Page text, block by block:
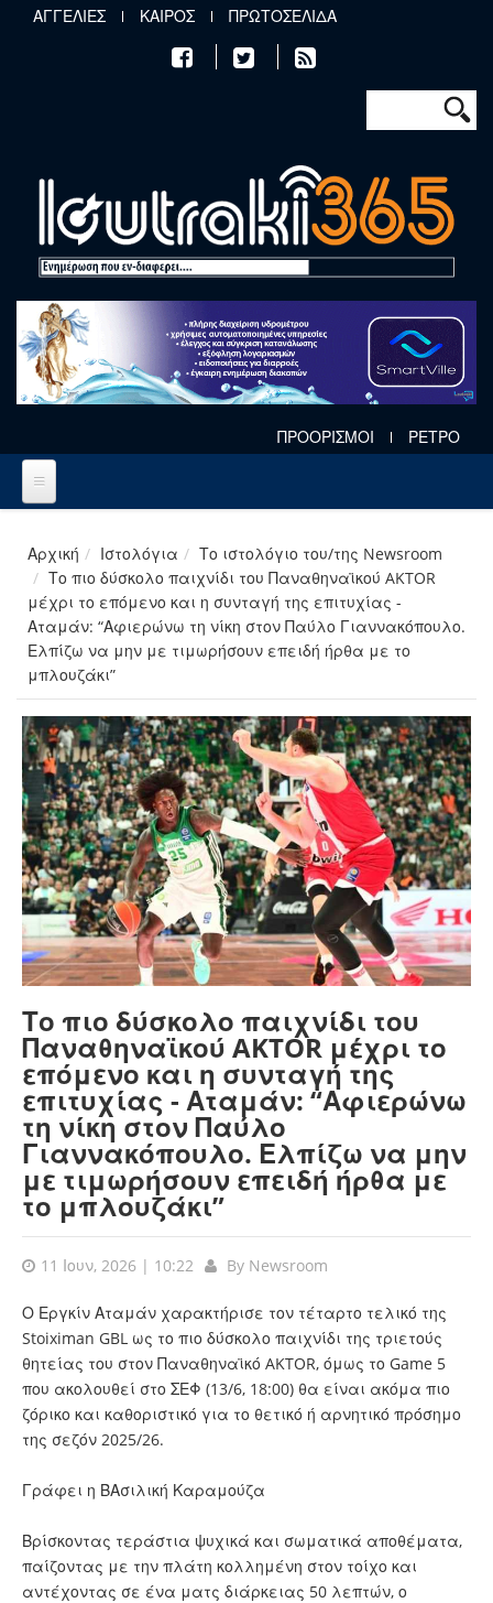
Παράκαμψη προς το κυρίως περιεχόμενο
ΑΓΓΕΛΙΕΣ ΚΑΙΡΟΣ ΠΡΩΤΟΣΕΛΙΔΑ
Φόρμα
Αναζήτηση
ΠΡΟΟΡΙΣΜΟΙ ΡΕΤΡΟ
Αρχική Ιστολόγια
Το ιστολόγιο του/της Newsroom
Το πιο δύσκολο παιχνίδι του Παναθηναϊκού AKTOR
μέχρι το επόμενο και η συνταγή της επιτυχίας -
Αταμάν: “Αφιερώνω τη νίκη στον Παύλο Γιαννακόπουλο.
Ελπίζω να μην με τιμωρήσουν επειδή ήρθα με το
μπλουζάκι”
Το πιο δύσκολο παιχνίδι του
Παναθηναϊκού AKTOR μέχρι το
επόμενο και η συνταγή της
επιτυχίας - Αταμάν: “Αφιερώνω
τη νίκη στον Παύλο
Γιαννακόπουλο. Ελπίζω να μην
με τιμωρήσουν επειδή ήρθα με
το μπλουζάκι”
11 Ιουν, 2026 | 10:22 By Newsroom
Ο Εργκίν Αταμάν χαρακτήρισε τον τέταρτο τελικό της
Stoiximan GBL ως το πιο δύσκολο παιχνίδι της τριετούς
θητείας του στον Παναθηναϊκό AKTOR, όμως το Game 5
που ακολουθεί στο ΣΕΦ (13/6, 18:00) θα είναι ακόμα πιο
ζόρικο και καθοριστικό για το θετικό ή αρνητικό πρόσημο
της σεζόν 2025/26.
Γράφει η ΒΑσιλική Καραμούζα
Βρίσκοντας τεράστια ψυχικά και σωματικά αποθέματα,
παίζοντας με την πλάτη κολλημένη στον τοίχο και
αντέχοντας σε ένα ματς διάρκειας 50 λεπτών, ο